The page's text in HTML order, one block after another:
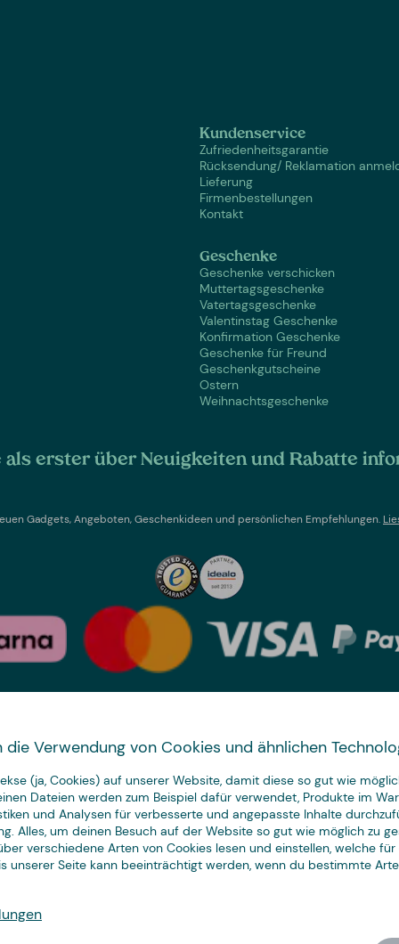
die Verwendung von Cookies und ähnlichen
(ja, Cookies) auf unserer Website, damit diese so gut wie
Dateien werden zum Beispiel dafür verwendet, Produkte im
und Analysen für verbesserte und angepasste Inhalte
Alles, um deinen Besuch auf der Website so gut wie möglich zu
verschiedene Arten von Cookies lesen und einstellen, welche
unserer Seite kann beeinträchtigt werden, wenn du bestimmte
Kundenservice
Zufriedenheitsgarantie
Rücksendung/ Reklamation
Lieferung
Firmenbestellungen
Kontakt
Geschenke
Geschenke verschicken
Muttertagsgeschenke
Vatertagsgeschenke
Valentinstag Geschenke
Konfirmation Geschenke
Geschenke für Freund
Geschenkgutscheine
Ostern
Weihnachtsgeschenke
als erster über Neuigkeiten und Rabatte
Gadgets, Angeboten, Geschenkideen und persönlichen Empfehlungen.
We have
just the thing.